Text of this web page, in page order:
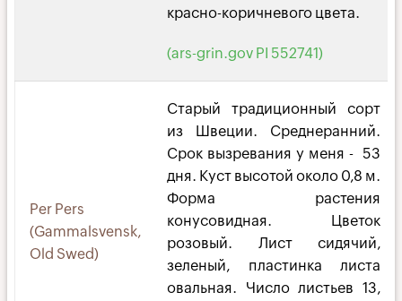
красно-коричневого цвета.
(ars-grin.gov PI 552741)
Per Pers
(Gammalsvensk,
Old Swed)
Старый традиционный сорт
из Швеции. Среднеранний.
Срок вызревания у меня - 53
дня. Куст высотой около 0,8 м.
Форма растения
конусовидная. Цветок
розовый. Лист сидячий,
зеленый, пластинка листа
овальная. Число листьев 13,